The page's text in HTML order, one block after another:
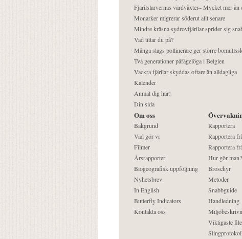
Fjärilslarvernas värdväxter– Mycket mer än
Monarker migrerar söderut allt senare
Mindre kräsna sydrovfjärilar sprider sig
Vad tittar du på?
Många slags pollinerare ger större
Två generationer påfågelöga i Belgien
Vackra fjärilar skyddas oftare än alldagliga
Kalender
Anmäl dig här!
Din sida
Om oss
Bakgrund
Vad gör vi
Filmer
Årsrapporter
Biogeografisk uppföljning
Nyhetsbrev
In English
Butterfly Indicators
Kontakta oss
Rapportera
Rapportera
Rapportera
Hur gör man?
Broschyr
Metoder
Snabbguide
Handledning
Viktigaste